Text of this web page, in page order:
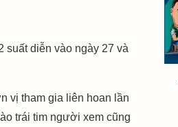
suất diễn vào ngày 27 và
vị tham gia liên hoan lần
trái tim người xem cũng